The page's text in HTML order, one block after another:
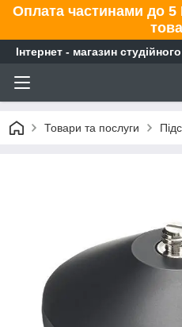
Оплата частинами до
Інтернет - магазин
Товари та послуги